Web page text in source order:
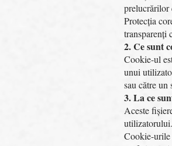
prelucrărilor
Protecția
transparenți
2. Ce sunt
Cookie-ul
unui
sau către un
3. La ce
Aceste
utilizatorului.
Cookie-urile